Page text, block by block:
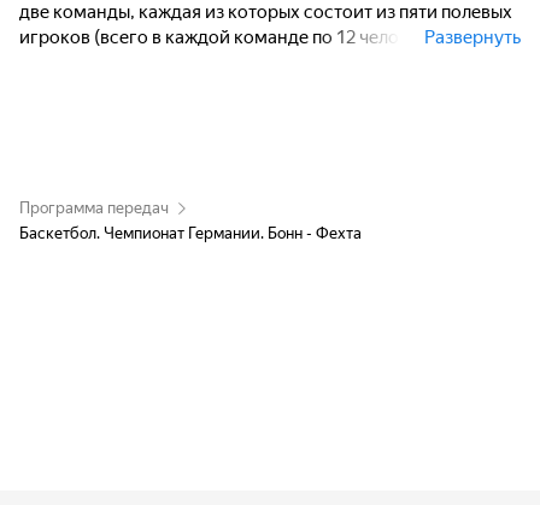
две команды, каждая из которых состоит из пяти полевых
игроков (всего в каждой команде по 12 человек, замены
Развернуть
Программа передач
Баскетбол. Чемпионат Германии. Бонн - Фехта